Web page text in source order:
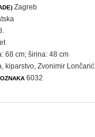
Zagreb
68 cm; širina: 48 cm
,kiparstvo , Zvonimir Lončarić
6032